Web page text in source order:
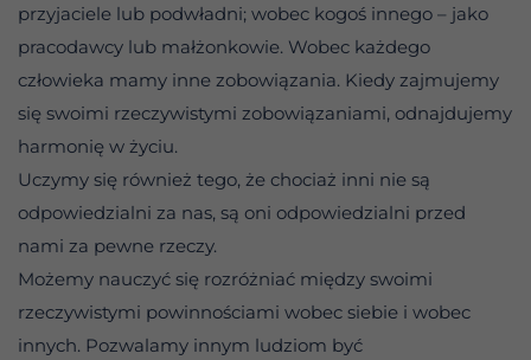
przyjaciele lub podwładni; wobec kogoś innego – jako
pracodawcy lub małżonkowie. Wobec każdego
człowieka mamy inne zobowiązania. Kiedy zajmujemy
się swoimi rzeczywistymi zobowiązaniami, odnajdujemy
harmonię w życiu.
Uczymy się również tego, że chociaż inni nie są
odpowiedzialni za nas, są oni odpowiedzialni przed
nami za pewne rzeczy.
Możemy nauczyć się rozróżniać między swoimi
rzeczywistymi powinnościami wobec siebie i wobec
innych. Pozwalamy innym ludziom być